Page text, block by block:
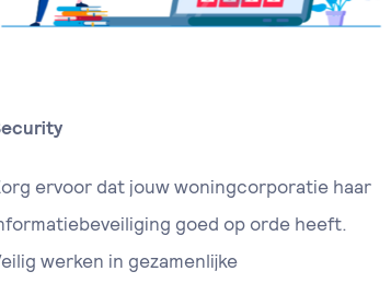
ervoor dat jouw woningcorporatie haar
goed op orde heeft.
werken in gezamenlijke